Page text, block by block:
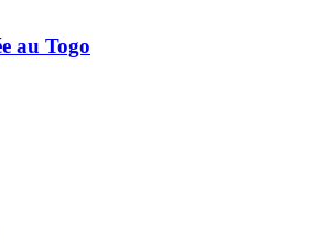
au Togo